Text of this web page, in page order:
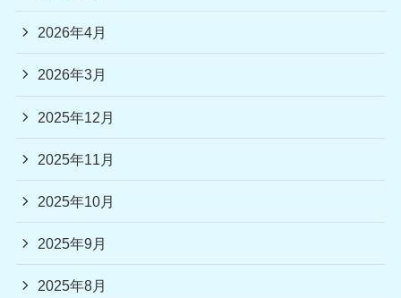
2026年4月
2026年3月
2025年12月
2025年11月
2025年10月
2025年9月
2025年8月